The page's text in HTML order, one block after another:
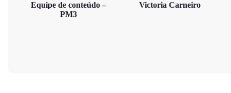
Equipe de conteúdo –
PM3
Victoria Carneiro